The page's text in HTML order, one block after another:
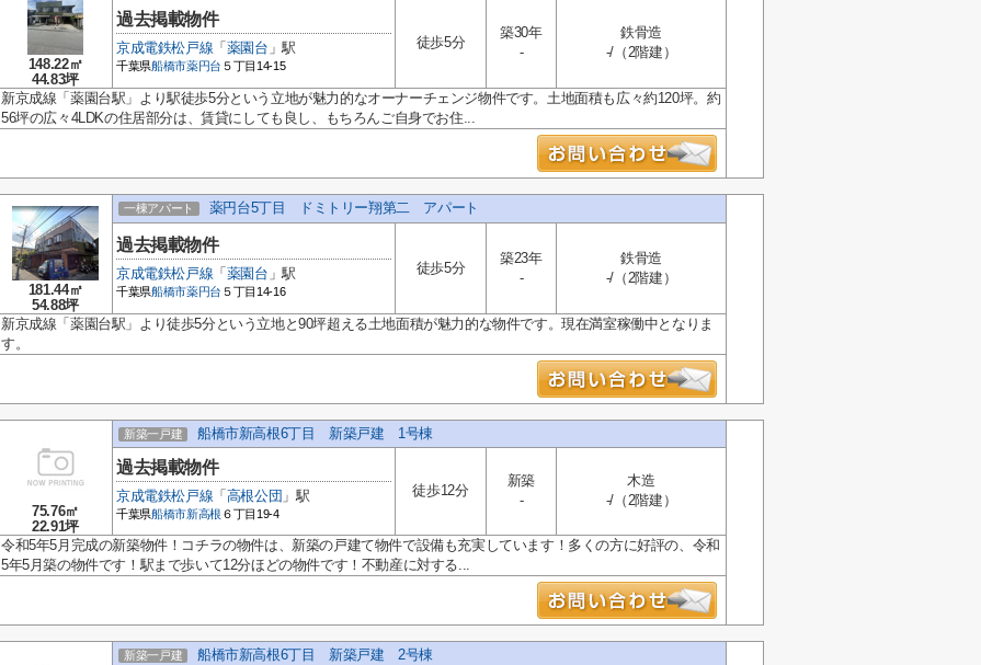
148.22㎡
44.83坪
過去掲載物件
京成電鉄松戸線 「 薬園台 」駅
千葉県船橋市薬円台 ５丁目14-15
徒歩5分
築30年
-
鉄骨造
-/（2階建）
新京成線「薬園台駅」より駅徒歩5分という立地が魅力的なオーナーチェンジ物件です。土地面積も広々約120坪。約
56坪の広々4LDKの住居部分は、賃貸にしても良し、もちろんご自身でお住...
181.44㎡
54.88坪
一棟アパート 薬円台5丁目 ドミトリー翔第二 アパート
過去掲載物件
京成電鉄松戸線 「 薬園台 」駅
千葉県船橋市薬円台 ５丁目14-16
徒歩5分
築23年
-
鉄骨造
-/（2階建）
新京成線「薬園台駅」より徒歩5分という立地と90坪超える土地面積が魅力的な物件です。現在満室稼働中となりま
す。
75.76㎡
22.91坪
新築一戸建 船橋市新高根6丁目 新築戸建 1号棟
過去掲載物件
京成電鉄松戸線 「 高根公団 」駅
千葉県船橋市新高根 ６丁目19-4
徒歩12分
新築
-
木造
-/（2階建）
令和5年5月完成の新築物件！コチラの物件は、新築の戸建て物件で設備も充実しています！多くの方に好評の、令和
5年5月築の物件です！駅まで歩いて12分ほどの物件です！不動産に対する...
新築一戸建 船橋市新高根6丁目 新築戸建 2号棟